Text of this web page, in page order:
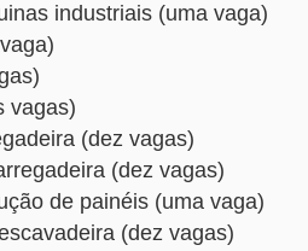
industriais (uma vaga)
vagas)
(dez vagas)
(dez vagas)
de painéis (uma vaga)
(dez vagas)